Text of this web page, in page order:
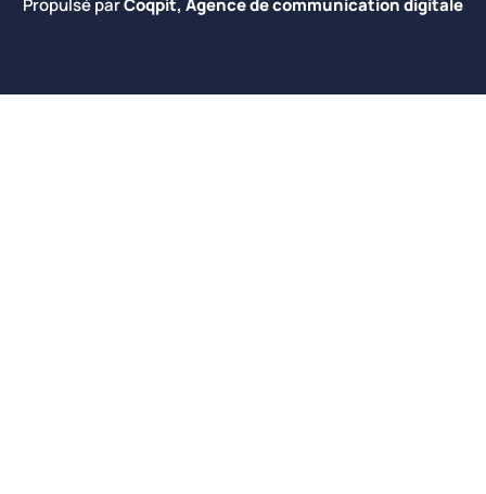
Propulsé parCoqpit, Agence de communication digitale